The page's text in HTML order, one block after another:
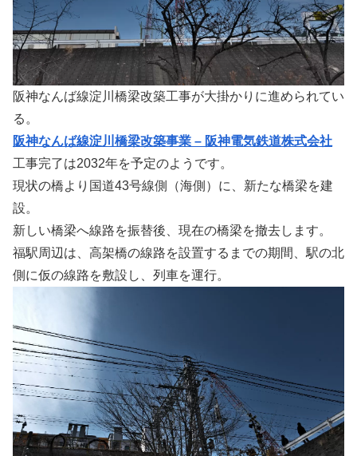
阪神なんば線淀川橋梁改築工事が大掛かりに進められてい
る。
阪神なんば線淀川橋梁改築事業 – 阪神電気鉄道株式会社
工事完了は2032年を予定のようです。
現状の橋より国道43号線側（海側）に、新たな橋梁を建
設。
新しい橋梁へ線路を振替後、現在の橋梁を撤去します。
福駅周辺は、高架橋の線路を設置するまでの期間、駅の北
側に仮の線路を敷設し、列車を運行。